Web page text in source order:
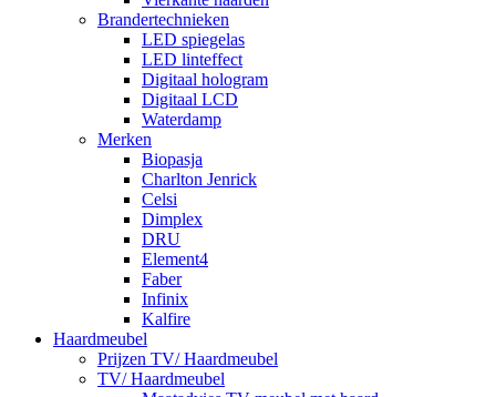
Brandertechnieken
LED spiegelas
LED linteffect
Digitaal hologram
Digitaal LCD
Waterdamp
Merken
Biopasja
Charlton Jenrick
Celsi
Dimplex
DRU
Element4
Faber
Infinix
Kalfire
Haardmeubel
Prijzen TV/ Haardmeubel
TV/ Haardmeubel